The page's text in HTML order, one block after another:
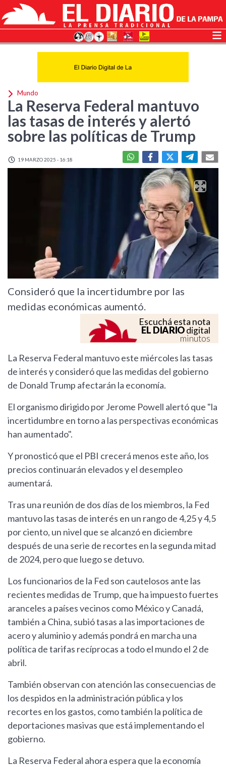
Mundo
La Reserva Federal mantuvo
las tasas de interés y alertó
sobre las políticas de Trump
19 MARZO 2025 - 16:18
Consideró que la incertidumbre por las
medidas económicas aumentó.
Escuchá esta nota
EL DIARIOdigital
minutos
La Reserva Federal mantuvo este miércoles las tasas
de interés y consideró que las medidas del gobierno
de Donald Trump afectarán la economía.
El organismo dirigido por Jerome Powell alertó que "la
incertidumbre en torno a las perspectivas económicas
han aumentado".
Y pronosticó que el PBI crecerá menos este año, los
precios continuarán elevados y el desempleo
aumentará.
Tras una reunión de dos días de los miembros, la Fed
mantuvo las tasas de interés en un rango de 4,25 y 4,5
por ciento, un nivel que se alcanzó en diciembre
después de una serie de recortes en la segunda mitad
de 2024, pero que luego se detuvo.
Los funcionarios de la Fed son cautelosos ante las
recientes medidas de Trump, que ha impuesto fuertes
aranceles a países vecinos como México y Canadá,
también a China, subió tasas a las importaciones de
acero y aluminio y además pondrá en marcha una
política de tarifas recíprocas a todo el mundo el 2 de
abril.
También observan con atención las consecuencias de
los despidos en la administración pública y los
recortes en los gastos, como también la política de
deportaciones masivas que está implementando el
gobierno.
La Reserva Federal ahora espera que la economía